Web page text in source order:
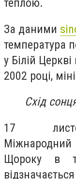
теплою.
За даними
температура
у Білій
2002 році,
Схід
17
Міжнародний
Щороку в